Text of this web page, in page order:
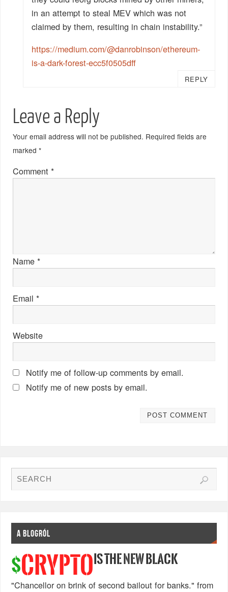
in an attempt to steal MEV which was not
claimed by them, resulting in chain instability.”
https://medium.com/@danrobinson/ethereum-
is-a-dark-forest-ecc5f0505dff
REPLY
Leave a Reply
Your email address will not be published. Required fields are
marked*
Comment*
Name*
Email*
Website
Notify me of follow-up comments by email.
Notify me of new posts by email.
A BLOGRÓL
$CRYPTO IS THE NEW BLACK
"Chancellor on brink of second bailout for banks." from